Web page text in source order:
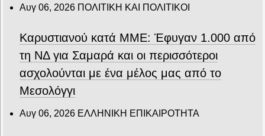
Αυγ 06, 2026 ΠΟΛΙΤΙΚΗ ΚΑΙ ΠΟΛΙΤΙΚΟΙ
Καρυστιανού κατά ΜΜΕ: Έφυγαν 1.000 από
τη ΝΔ για Σαμαρά και οι περισσότεροι
ασχολούνται με ένα μέλος μας από το
Μεσολόγγι
Αυγ 06, 2026 ΕΛΛΗΝΙΚΗ ΕΠΙΚΑΙΡΟΤΗΤΑ